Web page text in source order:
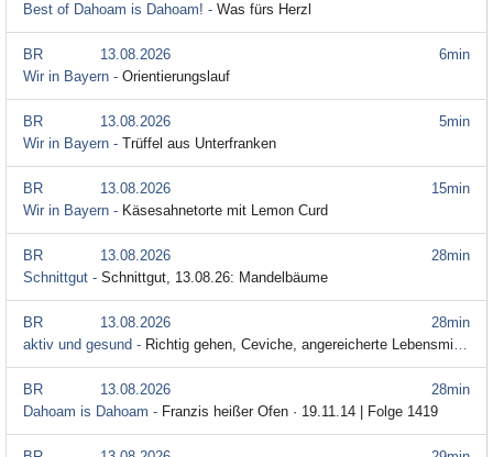
Best of Dahoam is Dahoam! - Was fürs Herzl
6min
BR
13.08.2026
Wir in Bayern - Orientierungslauf
5min
BR
13.08.2026
Wir in Bayern - Trüffel aus Unterfranken
15min
BR
13.08.2026
Wir in Bayern - Käsesahnetorte mit Lemon Curd
28min
BR
13.08.2026
Schnittgut - Schnittgut, 13.08.26: Mandelbäume
28min
BR
13.08.2026
aktiv und gesund - Richtig gehen, Ceviche, angereicherte Lebensmittel
28min
BR
13.08.2026
Dahoam is Dahoam - Franzis heißer Ofen · 19.11.14 | Folge 1419